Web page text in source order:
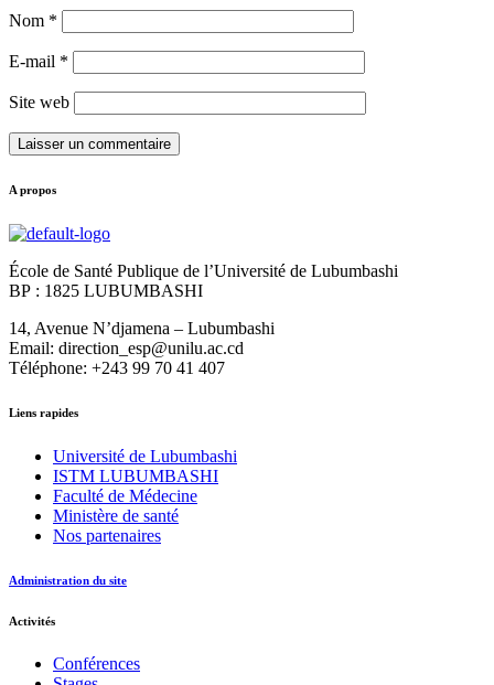
Nom *
E-mail *
Site web
A propos
École de Santé Publique de l’Université de Lubumbashi
BP : 1825 LUBUMBASHI
14, Avenue N’djamena – Lubumbashi
Email: direction_esp@unilu.ac.cd
Téléphone: +243 99 70 41 407
Liens rapides
Université de Lubumbashi
ISTM LUBUMBASHI
Faculté de Médecine
Ministère de santé
Nos partenaires
Administration du site
Activités
Conférences